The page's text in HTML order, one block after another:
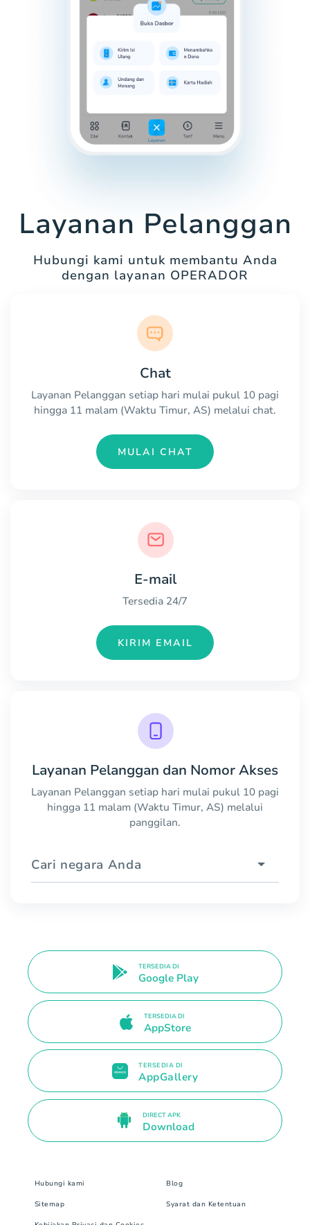
Layanan Pelanggan
Hubungi kami untuk membantu Anda
dengan layanan OPERADOR
Chat
Layanan Pelanggan setiap hari mulai pukul 10 pagi
hingga 11 malam (Waktu Timur, AS) melalui chat.
MULAI CHAT
E-mail
Tersedia 24/7
KIRIM EMAIL
Layanan Pelanggan dan Nomor Akses
Layanan Pelanggan setiap hari mulai pukul 10 pagi
hingga 11 malam (Waktu Timur, AS) melalui
panggilan.
Cari negara Anda
TERSEDIA DI
Google Play
TERSEDIA DI
AppStore
TERSEDIA DI
AppGallery
DIRECT APK
Download
Hubungi kami Blog
Sitemap Syarat dan Ketentuan